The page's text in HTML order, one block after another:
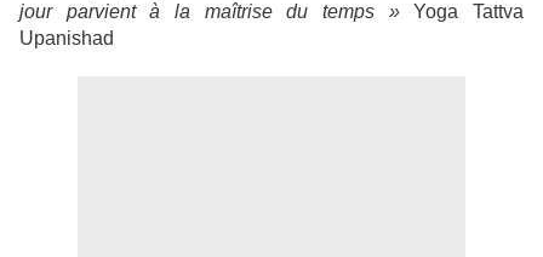
jour parvient à la maîtrise du temps »Yoga Tattva
Upanishad